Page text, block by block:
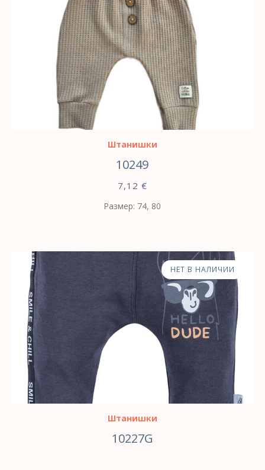
ВЫБЕРИТЕ ПАРАМЕТРЫ
Штанишки
10249
7,12 €
Размер: 74, 80
НЕТ В НАЛИЧИИ
Штанишки
10227G